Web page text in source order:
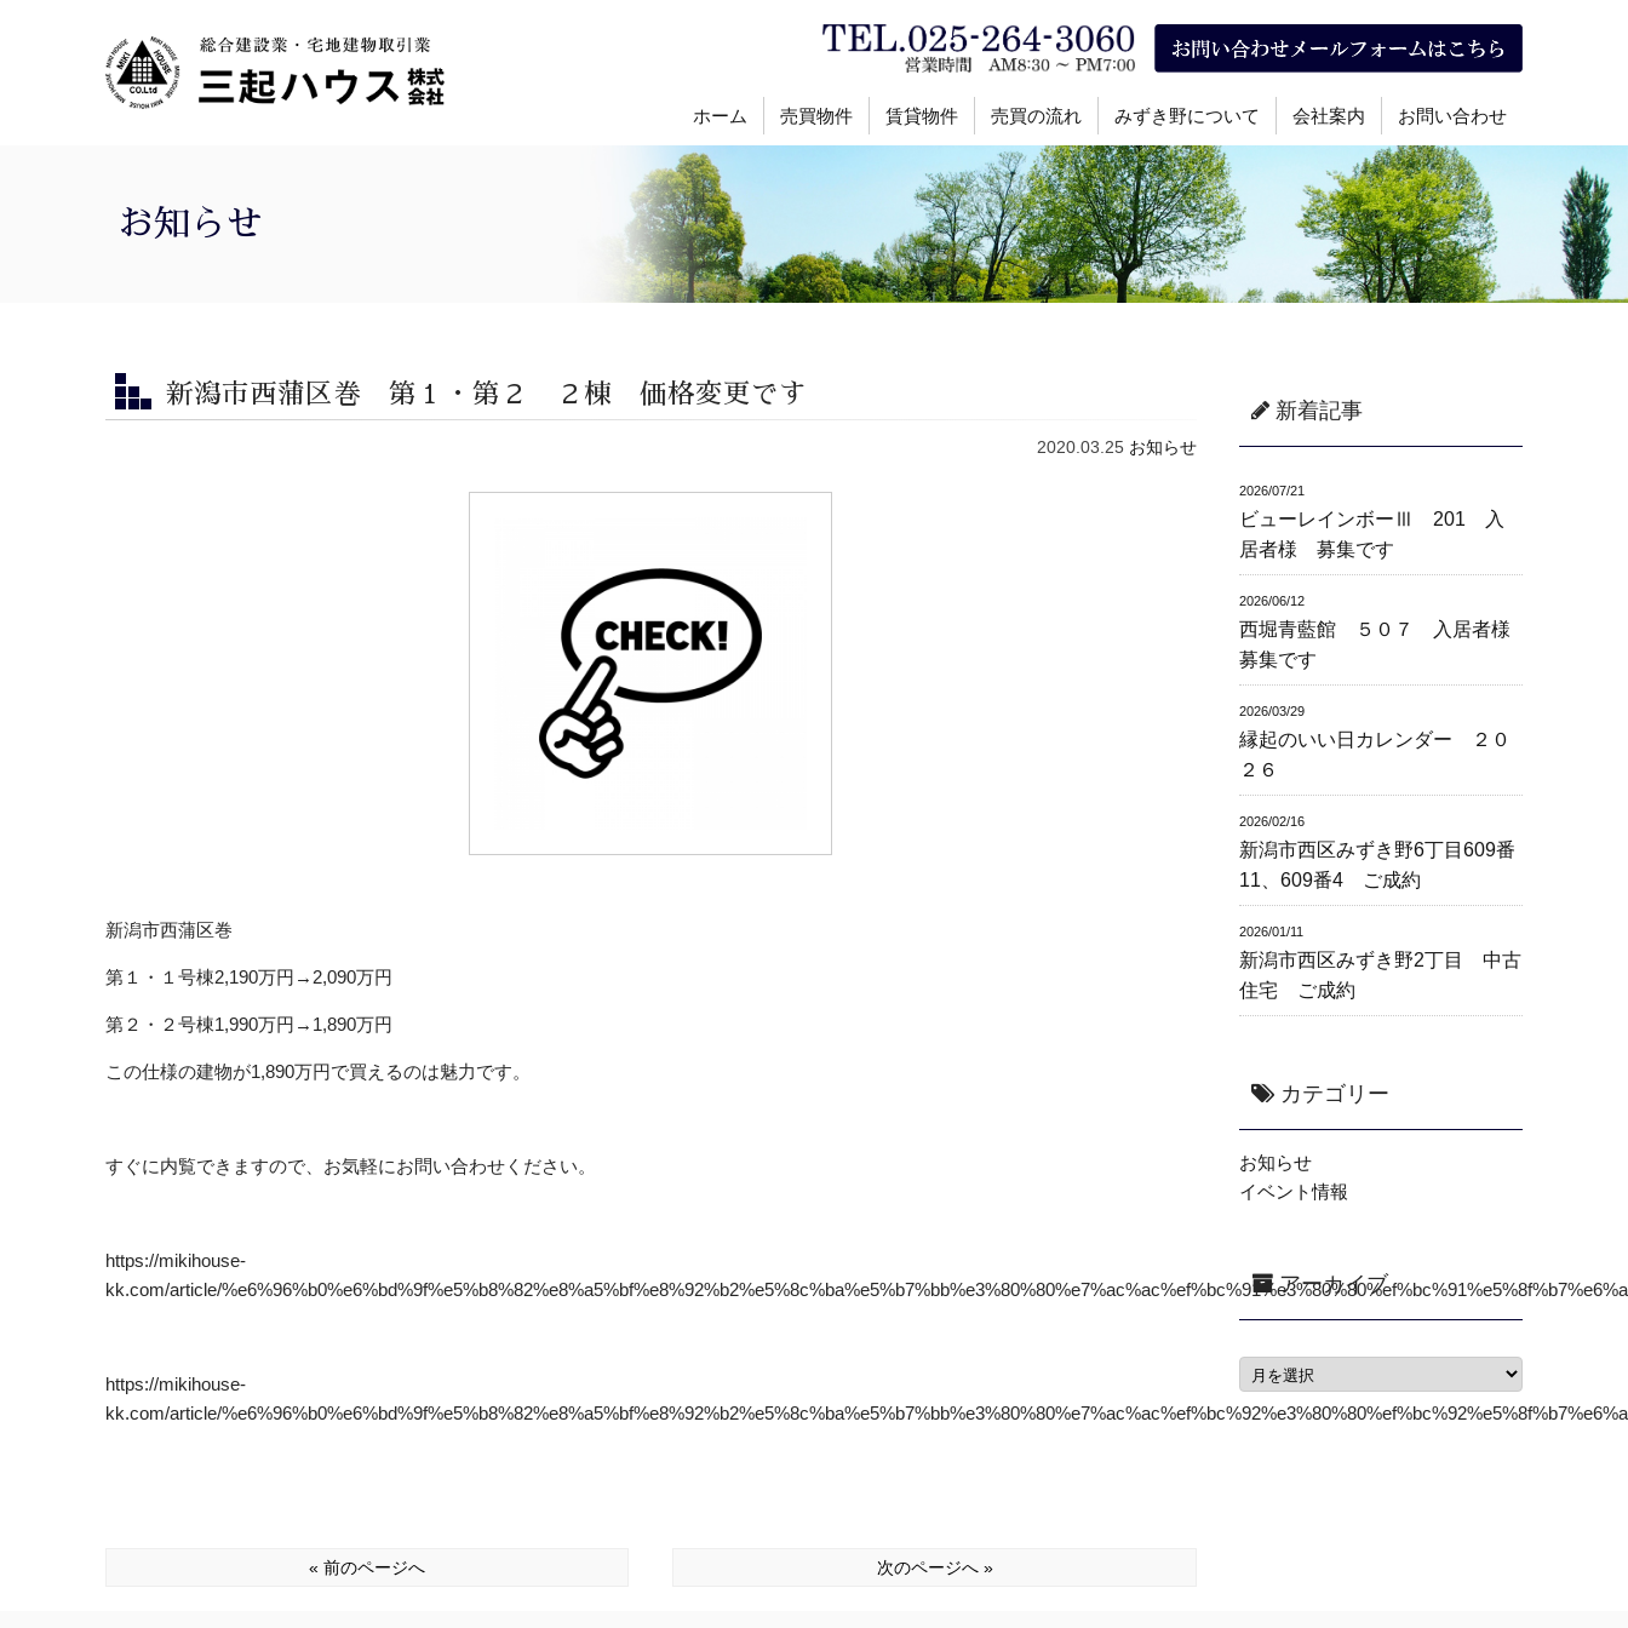
ホーム 売買物件 賃貸物件 売買の流れ みずき野について 会社案内 お問い合わせ
お知らせ
新潟市西蒲区巻 第１・第２ ２棟 価格変更です
2020.03.25 お知らせ
新潟市西蒲区巻
第１・１号棟2,190万円→2,090万円
第２・２号棟1,990万円→1,890万円
この仕様の建物が1,890万円で買えるのは魅力です。
すぐに内覧できますので、お気軽にお問い合わせください。
https://mikihouse-
kk.com/article/
https://mikihouse-
kk.com/article/
« 前のページへ 次のページへ »
新着記事
2026/07/21
ビューレインボーⅢ 201 入
居者様 募集です
2026/06/12
西堀青藍館 ５０７ 入居者様
募集です
2026/03/29
縁起のいい日カレンダー ２０
２６
2026/02/16
新潟市西区みずき野6丁目609番
11、609番4 ご成約
2026/01/11
新潟市西区みずき野2丁目 中古
住宅 ご成約
カテゴリー
お知らせ
イベント情報
アーカイブ